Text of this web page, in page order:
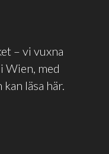
– vi vuxna
Wien, med
läsa här.